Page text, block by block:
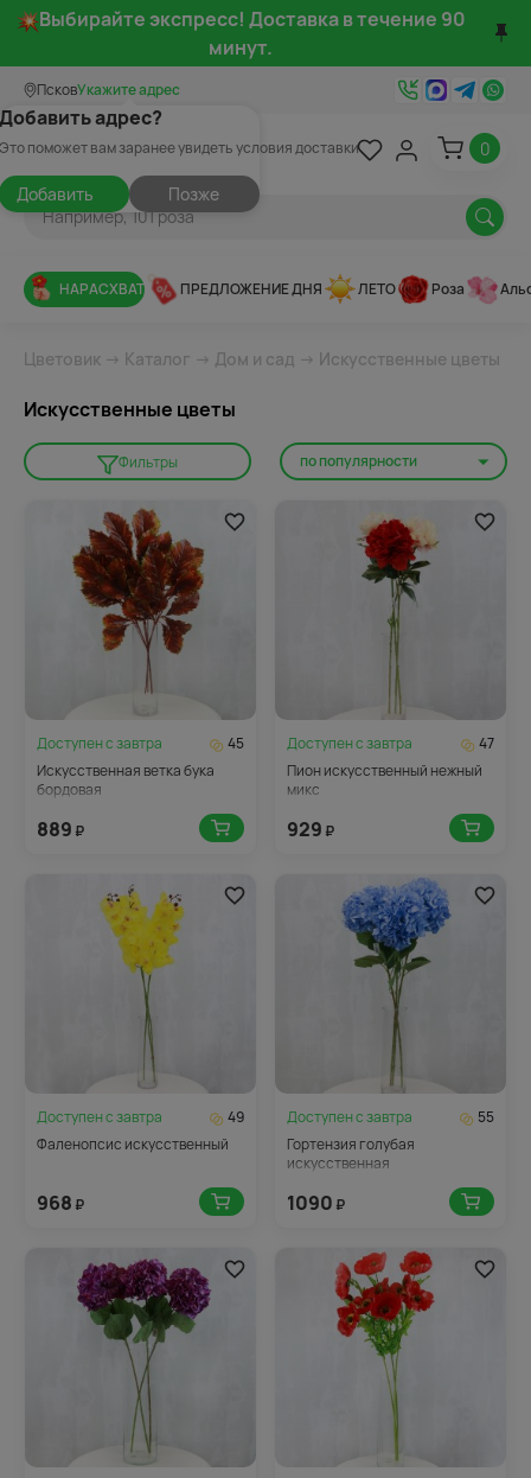
Выбирайте экспресс! Доставка в течение 90
минут.
ПсковУкажите адрес
адрес?
поможет вам заранее увидеть условия доставки
Добавить Позже
0
НАРАСХВАТ ПРЕДЛОЖЕНИЕ ДНЯ ЛЕТО Роза
Цветовик → Каталог → Дом и сад → Искусственные цветы
Искусственные цветы
Фильтры по популярности
Доступен сзавтра
45
Искусственная ветка бука
бордовая
889 ₽
Доступен сзавтра
47
Пион искусственный нежный
микс
929 ₽
Доступен сзавтра
49
Фаленопсис искусственный
968 ₽
Доступен сзавтра
55
Гортензия голубая
искусственная
1090 ₽